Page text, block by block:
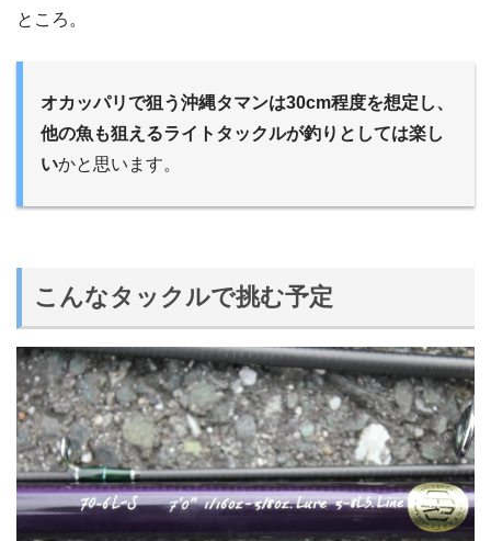
ところ。
オカッパリで狙う沖縄タマンは30cm程度を想定し、
他の魚も狙えるライトタックルが釣りとしては楽し
いかと思います。
こんなタックルで挑む予定